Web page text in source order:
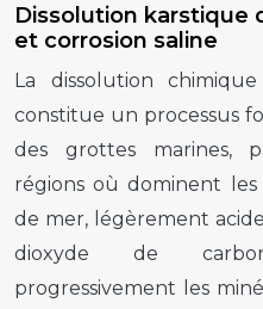
Dissolution karstique
et corrosion saline
La dissolution
constitue un processus
des grottes marines,
régions où dominent les
de mer, légèrement
dioxyde de
progressivement les